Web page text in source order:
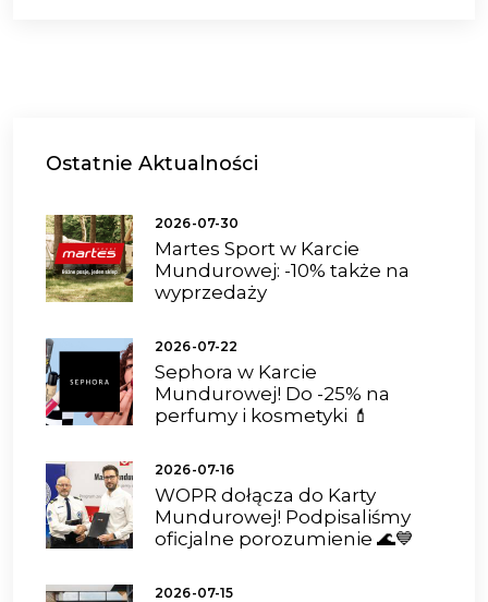
Ostatnie Aktualności
2026-07-30
Martes Sport w Karcie
Mundurowej: -10% także na
wyprzedaży
2026-07-22
Sephora w Karcie
Mundurowej! Do -25% na
perfumy i kosmetyki 💄
2026-07-16
WOPR dołącza do Karty
Mundurowej! Podpisaliśmy
oficjalne porozumienie 🌊💙
2026-07-15